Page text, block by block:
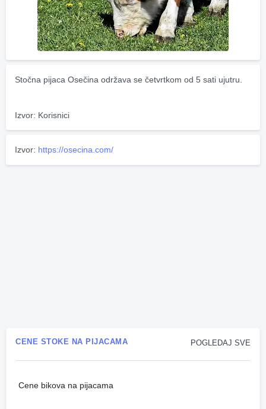
Stočna pijaca Osečina održava se četvrtkom od 5 sati ujutru.
Izvor: Korisnici
Izvor: https://osecina.com/
POGLEDAJ SVE
CENE STOKE NA PIJACAMA
Cene bikova na pijacama